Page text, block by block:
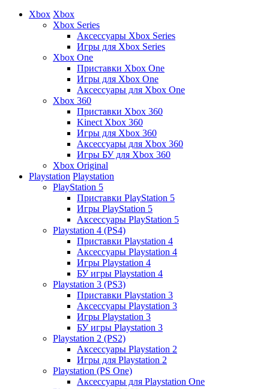
Xbox Xbox
Xbox Series
Аксессуары Xbox Series
Игры для Xbox Series
Xbox One
Приставки Xbox One
Игры для Xbox One
Аксессуары для Xbox One
Xbox 360
Приставки Xbox 360
Kinect Xbox 360
Игры для Xbox 360
Аксессуары для Xbox 360
Игры БУ для Xbox 360
Xbox Original
Playstation Playstation
PlayStation 5
Приставки PlayStation 5
Игры PlayStation 5
Аксессуары PlayStation 5
Playstation 4 (PS4)
Приставки Playstation 4
Аксессуары Playstation 4
Игры Playstation 4
БУ игры Playstation 4
Playstation 3 (PS3)
Приставки Playstation 3
Аксессуары Playstation 3
Игры Playstation 3
БУ игры Playstation 3
Playstation 2 (PS2)
Аксессуары Playstation 2
Игры для Playstation 2
Playstation (PS One)
Аксессуары для Playstation One